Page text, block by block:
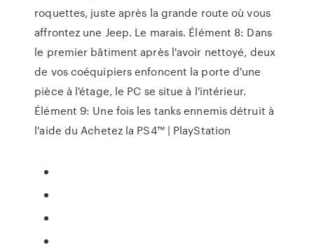
roquettes, juste après la grande route où vous
affrontez une Jeep. Le marais. Élément 8: Dans
le premier bâtiment après l'avoir nettoyé, deux
de vos coéquipiers enfoncent la porte d'une
pièce à l'étage, le PC se situe à l'intérieur.
Élément 9: Une fois les tanks ennemis détruit à
l'aide du Achetez la PS4™ | PlayStation